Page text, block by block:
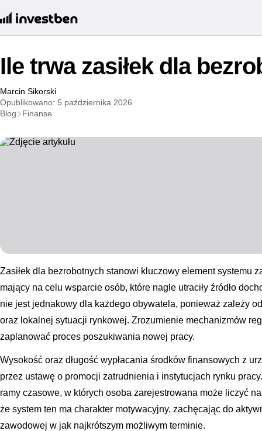
Ile trwa zasiłek dla
Marcin Sikorski
Opublikowano: 5 października 2026
Blog
Finanse
Zasiłek dla bezrobotnych stanowi kluczowy element systemu
mający na celu wsparcie osób, które nagle utraciły źródło
nie jest jednakowy dla każdego obywatela, ponieważ zależy
oraz lokalnej sytuacji rynkowej. Zrozumienie mechanizmów
zaplanować proces poszukiwania nowej pracy.
Wysokość oraz długość wypłacania środków finansowych z
przez ustawę o promocji zatrudnienia i instytucjach rynku
ramy czasowe, w których osoba zarejestrowana może liczyć
że system ten ma charakter motywacyjny, zachęcając do
zawodowej w jak najkrótszym możliwym terminie.